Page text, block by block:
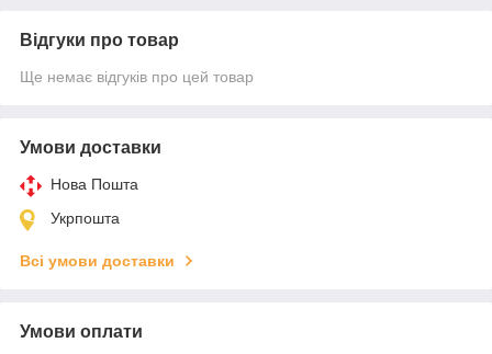
Відгуки про товар
Ще немає відгуків про цей товар
Умови доставки
Нова Пошта
Укрпошта
Всі умови доставки
Умови оплати